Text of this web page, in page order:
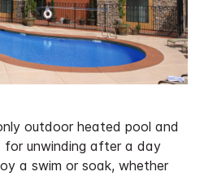
outdoor heated pool and
unwinding after a day
a swim or soak, whether